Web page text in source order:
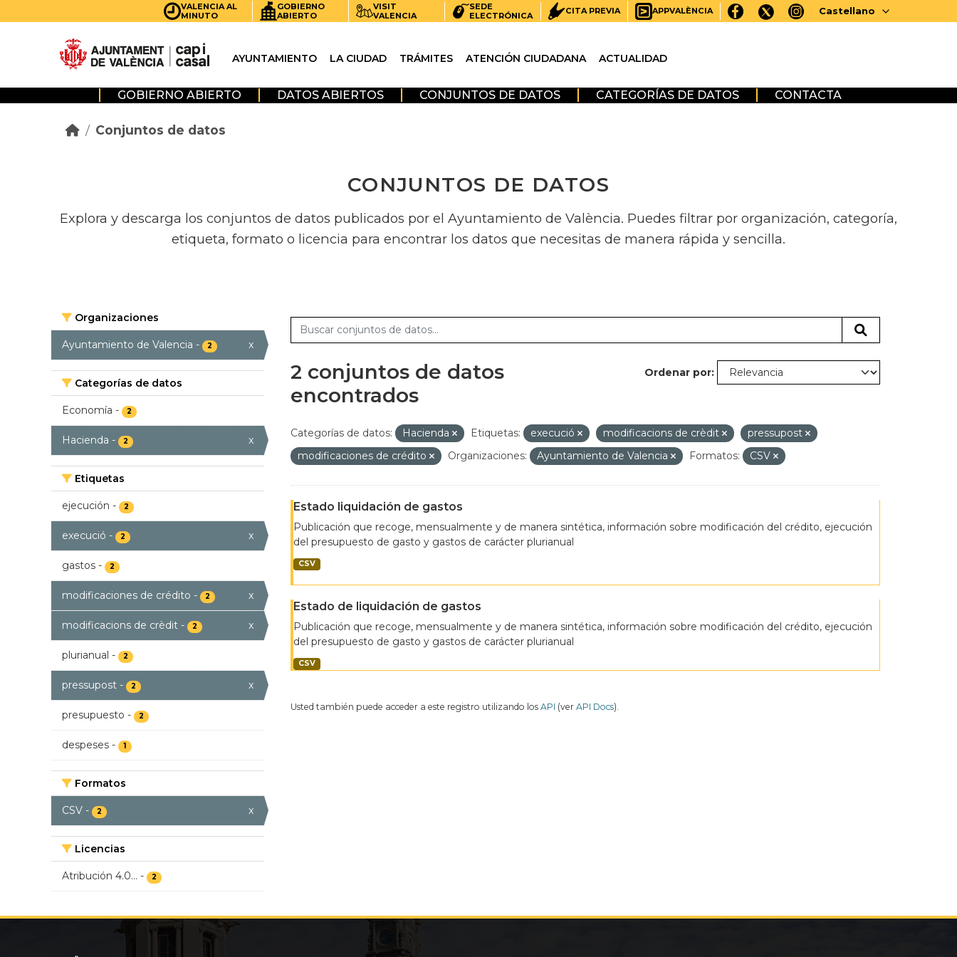
VALENCIA AL
MINUTO
GOBIERNO
ABIERTO
VISIT
VALENCIA
SEDE
ELECTRÓNICA
CITA PREVIA APPVALÈNCIA Castellano
AYUNTAMIENTO LA CIUDAD TRÁMITES ATENCIÓN CIUDADANA ACTUALIDAD
GOBIERNO ABIERTO DATOS ABIERTOS CONJUNTOS DE DATOS CATEGORÍAS DE DATOS CONTACTA
Conjuntos de datos
CONJUNTOS DE DATOS
Explora y descarga los conjuntos de datos publicados por el Ayuntamiento de València. Puedes filtrar por organización, categoría,
etiqueta, formato o licencia para encontrar los datos que necesitas de manera rápida y sencilla.
Organizaciones
Ayuntamiento de Valencia - 2 x
Categorías de datos
Economía - 2
Hacienda - 2 x
Etiquetas
ejecución - 2
execució - 2 x
gastos - 2
modificaciones de crédito - 2 x
modificacions de crèdit - 2 x
plurianual - 2
pressupost - 2 x
presupuesto - 2
despeses - 1
Formatos
CSV - 2 x
Licencias
Atribución 4.0... - 2
Ordenar por
2 conjuntos de datos
encontrados
Categorías de datos: Hacienda Etiquetas: execució modificacions de crèdit
pressupost
modificaciones de crédito
Organizaciones: Ayuntamiento de Valencia Formatos: CSV
Estado liquidación de gastos
Publicación que recoge, mensualmente y de manera sintética, información sobre modificación del crédito, ejecución
del presupuesto de gasto y gastos de carácter plurianual
CSV
Estado de liquidación de gastos
Publicación que recoge, mensualmente y de manera sintética, información sobre modificación del crédito, ejecución
del presupuesto de gasto y gastos de carácter plurianual
CSV
Usted también puede acceder a este registro utilizando los API (ver API Docs).